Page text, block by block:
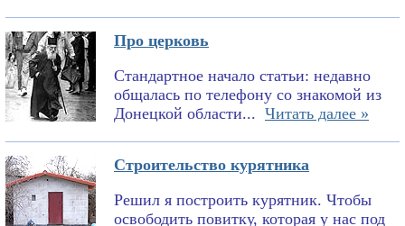
Про церковь
Стандартное начало статьи: недавно
общалась по телефону со знакомой из
Донецкой области... Читать далее »
Строительство курятника
Решил я построить курятник. Чтобы
освободить повитку, которая у нас под